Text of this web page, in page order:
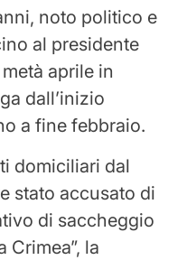
noto politico e
al presidente
aprile in
dall’inizio
a fine febbraio.
domiciliari dal
stato accusato di
di saccheggio
Crimea”, la